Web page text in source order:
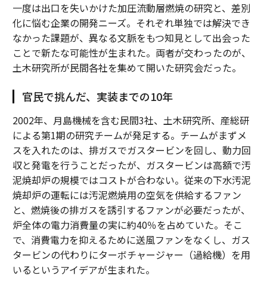
一度は出口を失いかけた加圧流動層燃焼の研究と、差別
化に悩む企業の開発ニーズ。それぞれ単独では解決でき
なかった課題が、異なる文脈をもつ知見として出会った
ことで新たな可能性が生まれた。両者が交わったのが、
土木研究所が民間各社を集めて開いた研究会だった。
官民で挑んだ、実装までの10年
2002年、月島機械を含む民間3社、土木研究所、産総研
による第1期の研究チームが発足する。チームがまずメ
スを入れたのは、排ガスでガスタービンを回し、動力回
収と発電を行うことだったが、ガスタービンは高額で汚
泥焼却炉の規模ではコストが合わない。従来の下水汚泥
焼却炉の運転には汚泥燃焼用の空気を供給するファン
と、燃焼後の排ガスを誘引するファンが必要だったが、
炉全体の電力消費量の実に約40％を占めていた。そこ
で、消費電力を抑えるために送風ファンをなくし、ガス
タービンの代わりにターボチャージャー（過給機）を用
いるというアイデアが生まれた。